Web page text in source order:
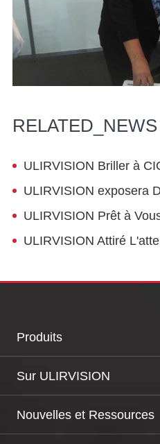
RELATED_NEWS
ULIRVISION Briller à
ULIRVISION exposera De Nombreux Nouveaux
ULIRVISION Prêt à Vous
ULIRVISION Attiré L'attention Mondiale
Produits
Sur ULIRVISION
Nouvelles et Ressources